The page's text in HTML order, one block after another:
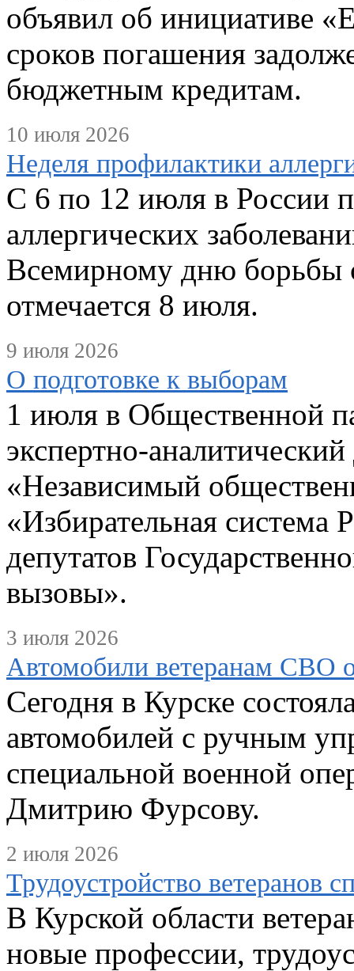
объявил об инициативе
сроков погашения
бюджетным кредитам.
10 июля 2026
Неделя профилактики
С 6 по 12 июля в России
аллергических
Всемирному дню борьбы
отмечается 8 июля.
9 июля 2026
О подготовке к выборам
1 июля в Общественной
экспертно-
«Независимый
«Избирательная система
депутатов
вызовы».
3 июля 2026
Автомобили ветеранам СВО
Сегодня в Курске
автомобилей с ручным
специальной военной
Дмитрию Фурсову.
2 июля 2026
Трудоустройство ветеранов
В Курской области
новые профессии,